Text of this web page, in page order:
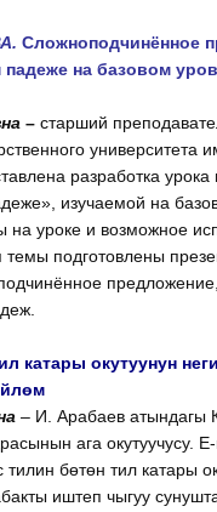
Сложноподчинённое
на базовом
–старший
разработка
изучаемой на
на уроке и возможное
подготовлены
катары окутуунун
– И. Арабаев атындагы
ага окутуучусу.
бөтөн тил катары
иштеп чыгуу